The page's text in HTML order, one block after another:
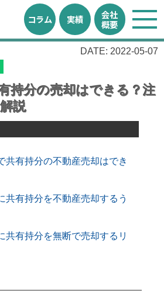
コラム 実績
会社
概要
DATE: 2022-05-07
持分の売却はできる？注
説
共有持分の不動産売却はでき
共有持分を不動産売却するう
共有持分を無断で売却するリ